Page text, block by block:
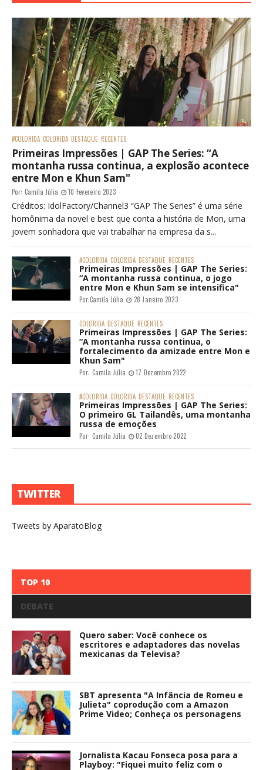
#COLORIDA COLORIDA DESTAQUE RECENTES
Primeiras Impressões | GAP The Series: “A
montanha russa continua, a explosão acontece
entre Mon e Khun Sam"
Por: Camila Júlia 10 Fevereiro 2023
Créditos: IdolFactory/Channel3 “GAP The Series” é uma série
homônima da novel e best que conta a história de Mon, uma
jovem sonhadora que vai trabalhar na empresa da s...
#COLORIDA COLORIDA DESTAQUE RECENTES
Primeiras Impressões | GAP The Series:
“A montanha russa continua, o jogo
entre Mon e Khun Sam se intensifica"
Por:Camila Júlia 28 Janeiro 2023
COLORIDA DESTAQUE RECENTES
Primeiras Impressões | GAP The Series:
“A montanha russa continua, o
fortalecimento da amizade entre Mon e
Khun Sam"
Por: Camila Júlia 17 Dezembro 2022
#COLORIDA COLORIDA DESTAQUE RECENTES
Primeiras Impressões | GAP The Series:
O primeiro GL Tailandês, uma montanha
russa de emoções
Por: Camila Júlia 02 Dezembro 2022
TWITTER
Tweets by AparatoBlog
TOP 10
DEBATE
Quero saber: Você conhece os
escritores e adaptadores das novelas
mexicanas da Televisa?
SBT apresenta "A Infância de Romeu e
Julieta" coprodução com a Amazon
Prime Video; Conheça os personagens
Jornalista Kacau Fonseca posa para a
Playboy: "Fiquei muito feliz com o